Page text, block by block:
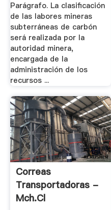
Parágrafo. La clasificación
de las labores mineras
subterráneas de carbón
será realizada por la
autoridad minera,
encargada de la
administración de los
recursos ...
Correas
Transportadoras -
Mch.cl